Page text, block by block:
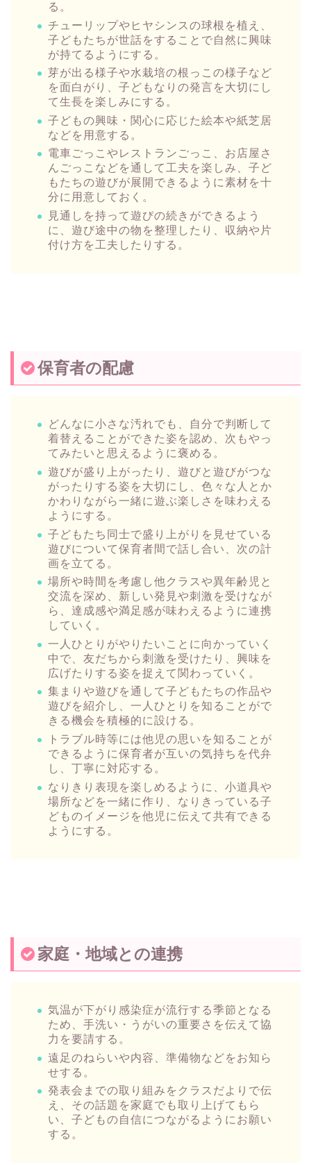
る。
チューリップやヒヤシンスの球根を植え、
子どもたちが世話をすることで自然に興味
が持てるようにする。
芽が出る様子や水栽培の根っこの様子など
を面白がり、子どもなりの発言を大切にし
て生長を楽しみにする。
子どもの興味・関心に応じた絵本や紙芝居
などを用意する。
電車ごっこやレストランごっこ、お店屋さ
んごっこなどを通して工夫を楽しみ、子ど
もたちの遊びが展開できるように素材を十
分に用意しておく。
見通しを持って遊びの続きができるよう
に、遊び途中の物を整理したり、収納や片
付け方を工夫したりする。
保育者の配慮
どんなに小さな汚れでも、自分で判断して
着替えることができた姿を認め、次もやっ
てみたいと思えるように褒める。
遊びが盛り上がったり、遊びと遊びがつな
がったりする姿を大切にし、色々な人とか
かわりながら一緒に遊ぶ楽しさを味わえる
ようにする。
子どもたち同士で盛り上がりを見せている
遊びについて保育者間で話し合い、次の計
画を立てる。
場所や時間を考慮し他クラスや異年齢児と
交流を深め、新しい発見や刺激を受けなが
ら、達成感や満足感が味わえるように連携
していく。
一人ひとりがやりたいことに向かっていく
中で、友だちから刺激を受けたり、興味を
広げたりする姿を捉えて関わっていく。
集まりや遊びを通して子どもたちの作品や
遊びを紹介し、一人ひとりを知ることがで
きる機会を積極的に設ける。
トラブル時等には他児の思いを知ることが
できるように保育者が互いの気持ちを代弁
し、丁寧に対応する。
なりきり表現を楽しめるように、小道具や
場所などを一緒に作り、なりきっている子
どものイメージを他児に伝えて共有できる
ようにする。
家庭・地域との連携
気温が下がり感染症が流行する季節となる
ため、手洗い・うがいの重要さを伝えて協
力を要請する。
遠足のねらいや内容、準備物などをお知ら
せする。
発表会までの取り組みをクラスだよりで伝
え、その話題を家庭でも取り上げてもら
い、子どもの自信につながるようにお願い
する。